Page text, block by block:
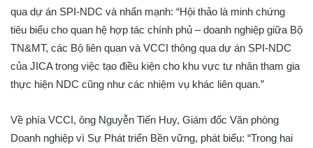
qua dự án SPI-NDC và nhấn mạnh: “Hội thảo là minh chứng
tiêu biểu cho quan hệ hợp tác chính phủ – doanh nghiệp giữa Bộ
TN&MT, các Bộ liên quan và VCCI thông qua dự án SPI-NDC
của JICA trong việc tạo điều kiện cho khu vực tư nhân tham gia
thực hiện NDC cũng như các nhiệm vụ khác liên quan.”
Về phía VCCI, ông Nguyễn Tiến Huy, Giám đốc Văn phòng
Doanh nghiệp vì Sự Phát triển Bền vững, phát biểu: “Trong hai